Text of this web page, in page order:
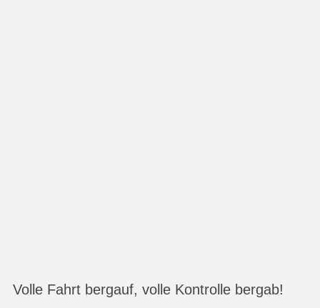
Volle Fahrt bergauf, volle Kontrolle bergab!